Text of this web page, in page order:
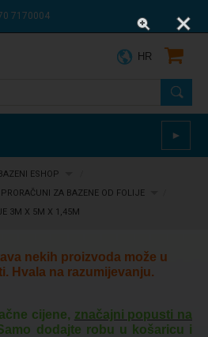
7170004
►
HR
ESHOP
PRORAČUNI ZA BAZENE OD FOLIJE
3M X 5M X 1,45M
nekih proizvoda može u
Hvala na razumijevanju.
cijene, značajni popusti na
dodajte robu u košaricu i